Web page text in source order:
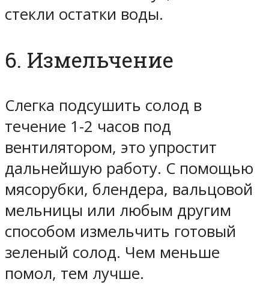
стекли остатки воды.
6. Измельчение
Слегка подсушить солод в
течение 1-2 часов под
вентилятором, это упростит
дальнейшую работу. С помощью
мясорубки, блендера, вальцовой
мельницы или любым другим
способом измельчить готовый
зеленый солод. Чем меньше
помол, тем лучше.